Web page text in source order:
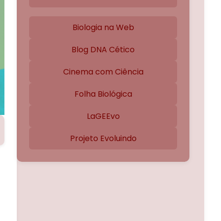
Biologia na Web
Blog DNA Cético
Cinema com Ciência
Folha Biológica
LaGEEvo
Projeto Evoluindo